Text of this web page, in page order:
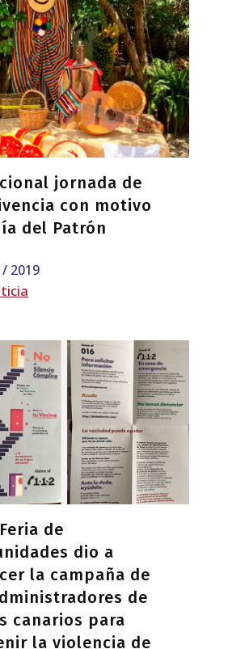
jornada de
con motivo
del Patrón
2019
de
dio a
la campaña de
de
canarios para
la violencia de